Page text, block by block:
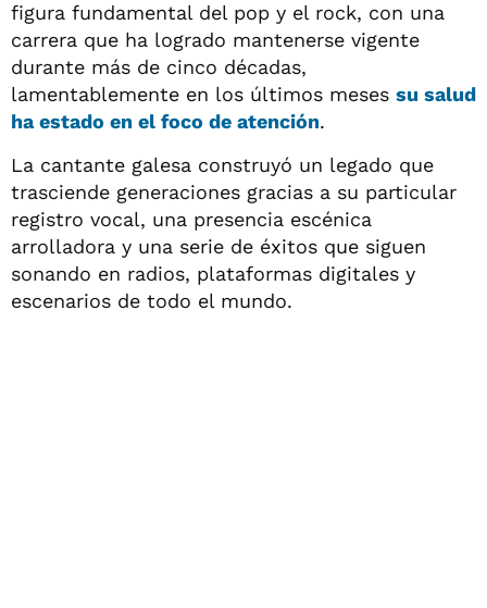
figura fundamental del pop y el rock, con una
carrera que ha logrado mantenerse vigente
durante más de cinco décadas,
lamentablemente en los últimos meses su salud
ha estado en el foco de atención.
La cantante galesa construyó un legado que
trasciende generaciones gracias a su particular
registro vocal, una presencia escénica
arrolladora y una serie de éxitos que siguen
sonando en radios, plataformas digitales y
escenarios de todo el mundo.